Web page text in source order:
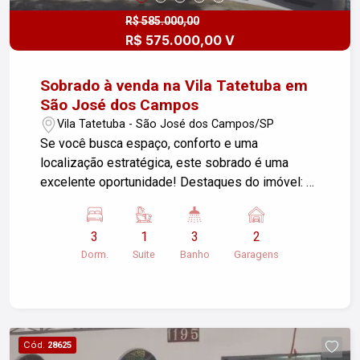
visita e garanta este excelente investimento!
R$ 585.000,00
R$ 575.000,00 V
Sobrado à venda na Vila Tatetuba em
São José dos Campos
Vila Tatetuba - São José dos Campos/SP
Se você busca espaço, conforto e uma
localização estratégica, este sobrado é uma
excelente oportunidade! Destaques do imóvel: 3
de garagem cobertas 125 m² de terreno 132 m²
de área construída Um imóvel ideal para quem
deseja mais comodidade no dia a dia, com
3
Dorm.
1
Suite
3
Banho
2
Garagens
Cód. 28625